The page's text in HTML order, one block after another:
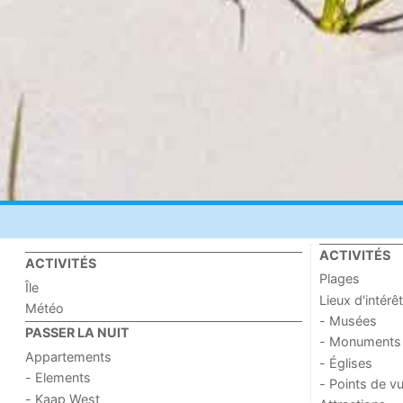
ACTIVITÉS
Île
Météo
PASSER LA NUIT
Appartements
- Elements
- Kaap West
ACTIVITÉS
Plages
Lieux d'intérêt
- Musées
- Monuments
- Églises
- Points de